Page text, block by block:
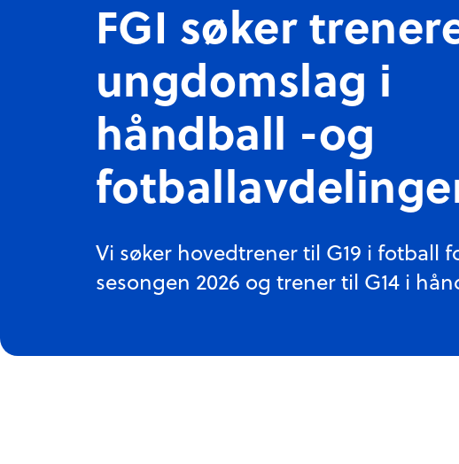
FGI søker
ungdomslag i
håndball -og
Vi søker hovedtrener til G19 i fotball
sesongen 2026 og trener til G14 i